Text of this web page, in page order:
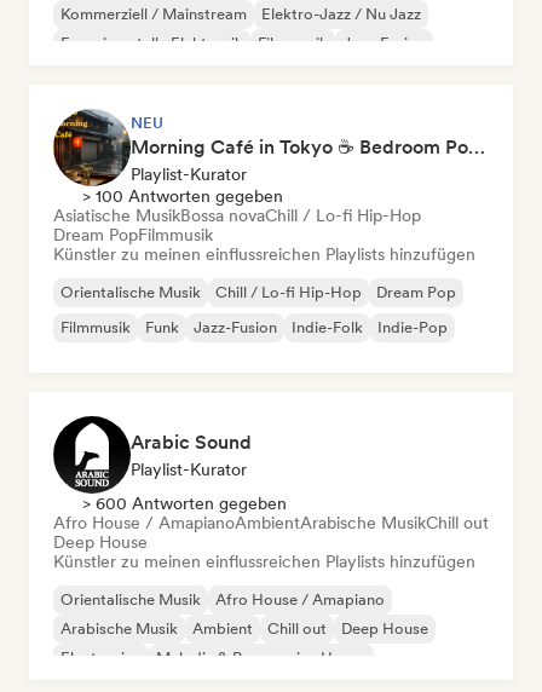
Kommerziell / Mainstream
Elektro-Jazz / Nu Jazz
Experimentelle Elektronik
Filmmusik Jazz-Fusion
NEU
Morning Café in Tokyo ☕ Bedroom Pop, Indie & Dream Pop
Playlist-Kurator
> 100 Antworten gegeben
Asiatische MusikBossa novaChill / Lo-fi Hip-Hop
Dream PopFilmmusik
Künstler zu meinen einflussreichen Playlists hinzufügen
Orientalische Musik Chill / Lo-fi Hip-Hop
Dream Pop
Filmmusik
Funk Jazz-Fusion Indie-Folk Indie-Pop
Arabic Sound
Playlist-Kurator
> 600 Antworten gegeben
Afro House / AmapianoAmbientArabische MusikChill out
Deep House
Künstler zu meinen einflussreichen Playlists hinzufügen
Orientalische Musik
Afro House / Amapiano
Arabische Musik
Ambient Chill out
Deep House
Electronica
Melodic & Progressive House